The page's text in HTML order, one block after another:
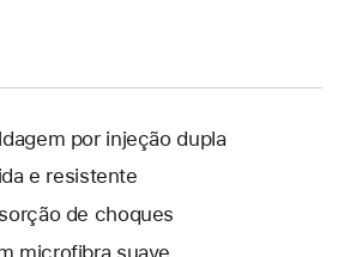
por injeção dupla
e resistente
de choques
microfibra suave